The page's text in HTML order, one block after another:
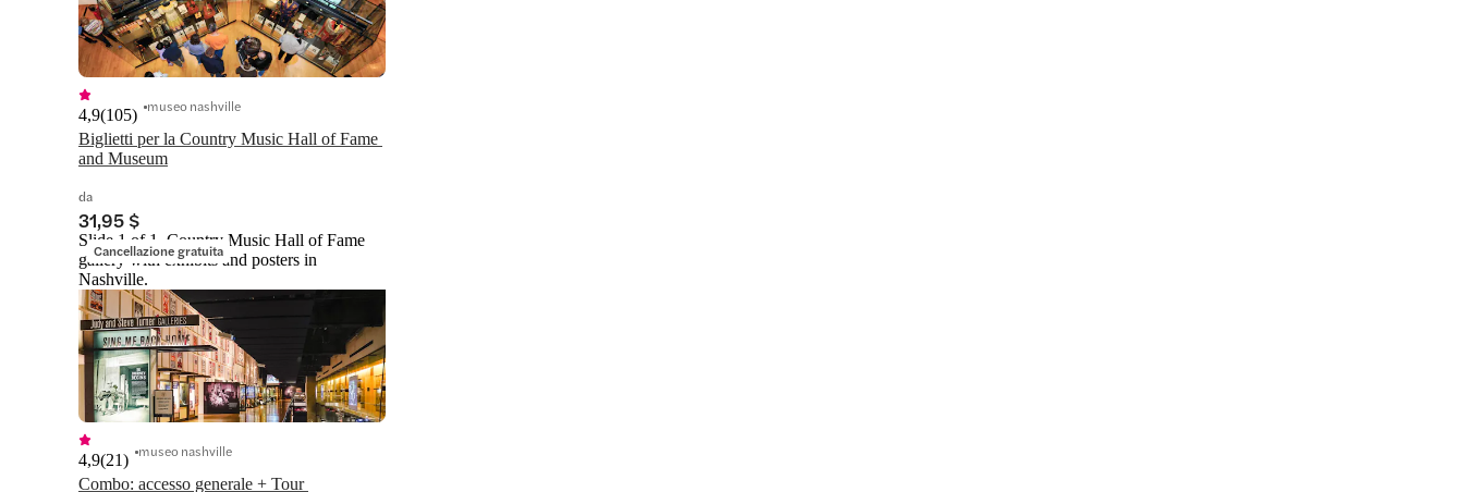
Biglietti per la Country Music Hall of Fame
and Museum
4,9(105) museo nashville
da
31,95 $
Cancellazione gratuita
Slide 1 of 1, Country Music Hall of Fame
gallery with exhibits and posters in
Nashville.
Combo: accesso generale + Tour
4,9(21) museo nashville